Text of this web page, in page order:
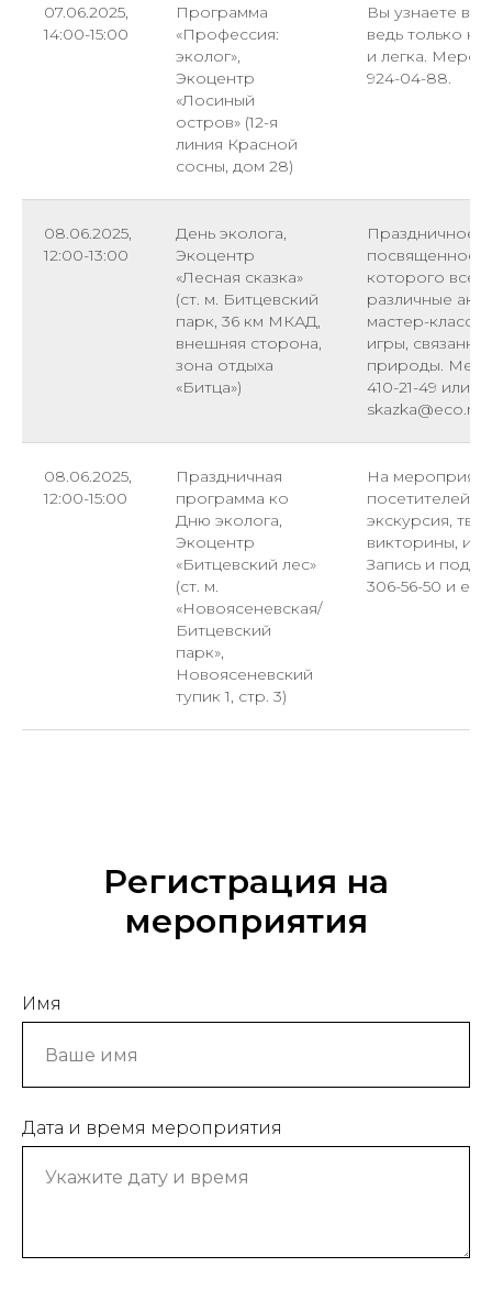
07.06.2025,
14:00-15:00
Программа
«Профессия:
эколог»,
Экоцентр
«Лосиный
остров» (12-я
линия Красной
сосны, дом 28)
Вы узнаете
ведь только
и легка.
924-04-88.
08.06.2025,
12:00-13:00
День эколога,
Экоцентр
«Лесная сказка»
(ст. м. Битцевский
парк, 36 км МКАД,
внешняя сторона,
зона отдыха
«Битца»)
Праздничное
посвященное
которого всех
различные
мастер-
игры,
природы.
410-21-49 или
08.06.2025,
12:00-15:00
Праздничная
программа ко
Дню эколога,
Экоцентр
«Битцевский лес»
(ст. м.
«Новоясеневская/
Битцевский
парк»,
Новоясеневский
тупик 1, стр. 3)
На
посетителей
экскурсия,
викторины,
Запись и
306-56-50 и
Регистрация на
мероприятия
Имя
Дата и время мероприятия